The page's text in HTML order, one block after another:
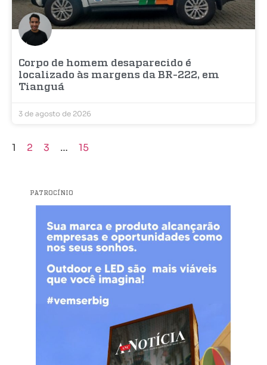
Corpo de homem desaparecido é
localizado às margens da BR-222, em
Tianguá
3 de agosto de 2026
1 2 3 … 15
PATROCÍNIO